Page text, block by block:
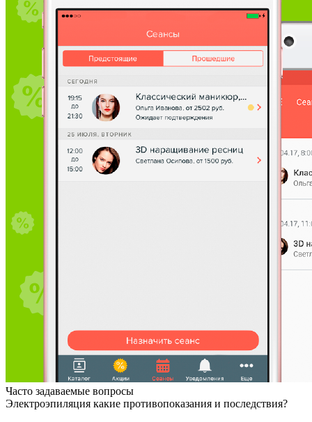
Часто задаваемые вопросы
Электроэпиляция какие противопоказания и последствия?